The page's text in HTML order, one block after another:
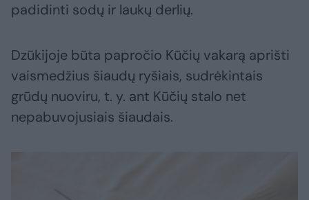
padidinti sodų ir laukų derlių.
Dzūkijoje būta papročio Kūčių vakarą aprišti
vaismedžius šiaudų ryšiais, sudrėkintais
grūdų nuoviru, t. y. ant Kūčių stalo net
nepabuvojusiais šiaudais.